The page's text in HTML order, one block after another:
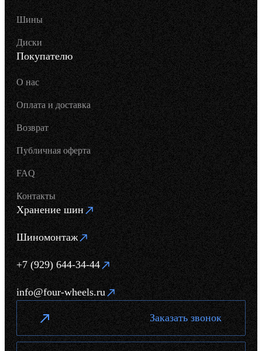
Шины
Диски
Покупателю
О нас
Оплата и доставка
Возврат
Публичная оферта
FAQ
Контакты
Хранение шин
Шиномонтаж
+7 (929) 644-34-44
info@four-wheels.ru
Заказать звонок